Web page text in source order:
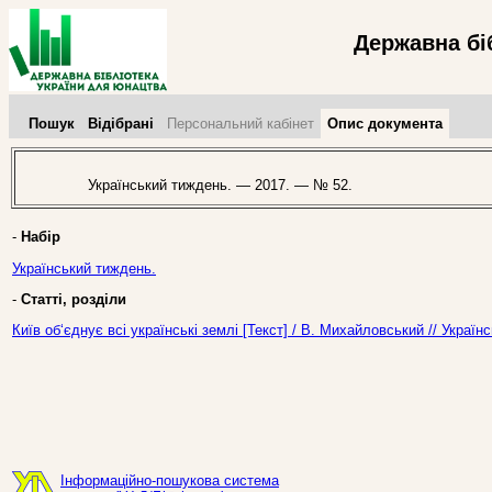
Державна
Пошук Відібрані Персональний кабінет Опис документа
Український тиждень. — 2017. — № 52.
- Набір
Український тиждень.
- Статті, розділи
Київ об‘єднує всі українські землі [Текст] / В. Михайловський //
Інформаційно-пошукова система